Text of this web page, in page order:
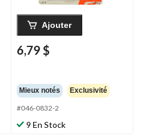
Ajouter
6,79 $
Mieux notés Exclusivité
#046-0832-2
9 En Stock